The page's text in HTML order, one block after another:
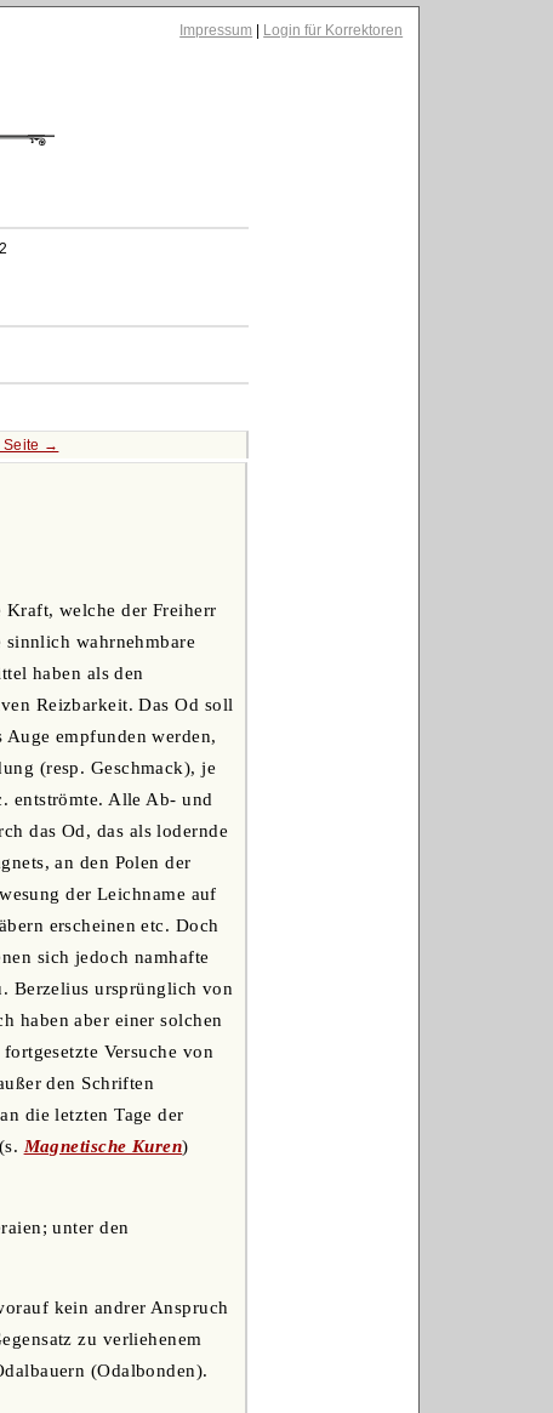
Impressum Login für Korrektoren
Seite →
Kraft, welche der Freiherr
wahrnehmbare
haben als den
Reizbarkeit. Das Od soll
empfunden werden,
(resp. Geschmack), je
entströmte. Alle Ab- und
das Od, das als lodernde
an den Polen der
der Leichname auf
erscheinen etc. Doch
sich jedoch namhafte
Berzelius ursprünglich von
haben aber einer solchen
Versuche von
den Schriften
die letzten Tage der
Magnetische Kuren)
unter den
kein andrer Anspruch
zu verliehenem
(Odalbonden).